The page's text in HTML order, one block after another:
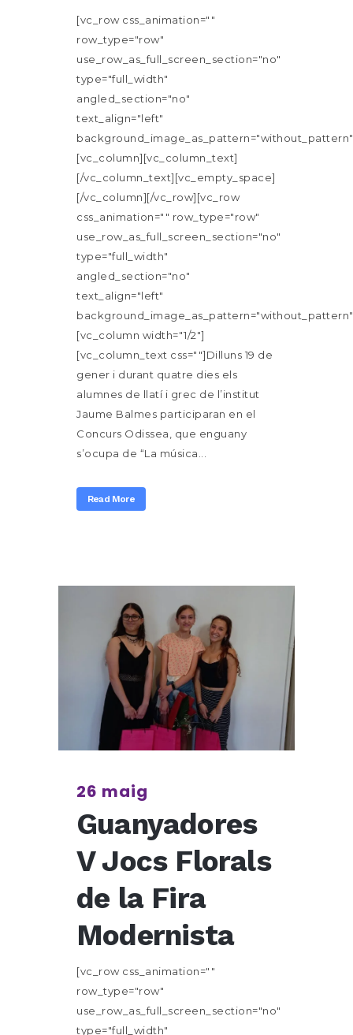
[vc_row css_animation=""
row_type="row"
use_row_as_full_screen_section="no"
type="full_width"
angled_section="no"
text_align="left"
[vc_column][vc_column_text]
[/vc_column_text][vc_empty_space]
[/vc_column][/vc_row][vc_row
css_animation="" row_type="row"
use_row_as_full_screen_section="no"
type="full_width"
angled_section="no"
text_align="left"
[vc_column width="1/2"]
[vc_column_text css=""]Dilluns 19 de
gener i durant quatre dies els
alumnes de llatí i grec de l’institut
Jaume Balmes participaran en el
Concurs Odissea, que enguany
s’ocupa de “La música...
Read More
26 maig
Guanyadores
V Jocs Florals
de la Fira
Modernista
[vc_row css_animation=""
row_type="row"
use_row_as_full_screen_section="no"
type="full_width"